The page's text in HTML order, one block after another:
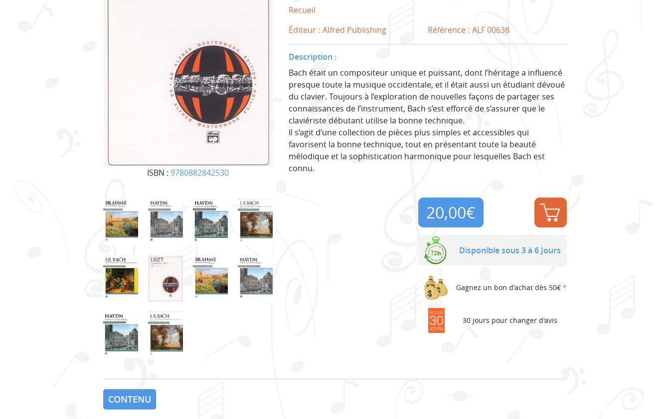
ISBN : 9780882842530
Recueil
Éditeur : Alfred Publishing Référence : ALF 00638
Description :
Bach était un compositeur unique et puissant, dont l’héritage a influencé
presque toute la musique occidentale, et il était aussi un étudiant dévoué
du clavier. Toujours à l’exploration de nouvelles façons de partager ses
connaissances de l’instrument, Bach s’est efforcé de s’assurer que le
claviériste débutant utilise la bonne technique.
Il s’agit d’une collection de pièces plus simples et accessibles qui
favorisent la bonne technique, tout en présentant toute la beauté
mélodique et la sophistication harmonique pour lesquelles Bach est
connu.
20,00€
Disponible sous 3 à 6 Jours
Gagnez un bon d'achat dès 50€ *
30 jours pour changer d'avis
CONTENU